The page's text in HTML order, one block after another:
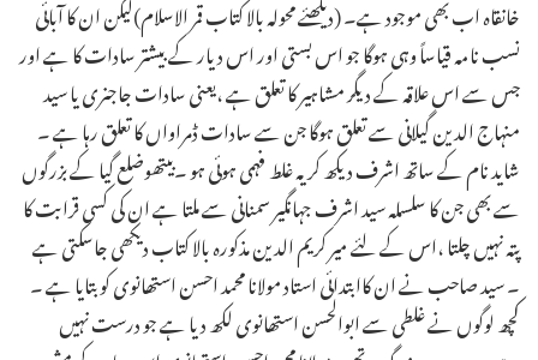
خانقاہ اب بھی موجود ہے۔ (دیکھئے محولہ بالا کتاب قمر الاسلام)لیکن ان کا آبائی
نسب نامہ قیاساً وہی ہوگا جو اس بستی اور اس دیار کے بیشتر سادات کا ہے اور
جس سے اس علاقہ کے دیگر مشاہیر کا تعلق ہے ،یعنی سادات جاجنری یا سید
منہاج الدین گیلانی سے تعلق ہوگا جن سے سادات ڈمراواں کا تعلق رہا ہے ۔
شاید نام کے ساتھ اشرف دیکھ کر یہ غلط فہمی ہوئی ہو ۔بیتھوضلع گیا کے بزرگوں
سے بھی جن کا سلسلہ سید اشرف جہانگیر سمنانی سے ملتا ہے ان کی کسی قرابت کا
پتہ نہیں چلتا ،اس کے لئے میر کریم الدین مذکورہ بالا کتاب دیکھی جاسکتی ہے
۔ سید صاحب نے ان کاابتدائی استاد مولانا محمد احسن استھانوی کو بتایا ہے ۔
کچھ لوگوں نے غلطی سے ابوالحسن استھانوی لکھ دیا ہے جو درست نہیں